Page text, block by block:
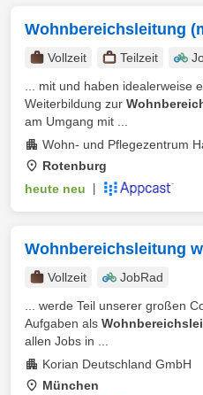
Wohnbereichsleitung
Vollzeit Teilzeit
... mit und haben idealerweise
Weiterbildung zur
am Umgang mit ...
Wohn- und Pflegezentrum
Rotenburg
heute neu
Wohnbereichsleitung
Vollzeit
JobRad
... werde Teil unserer großen
Aufgaben als
allen Jobs in ...
Korian Deutschland GmbH
München